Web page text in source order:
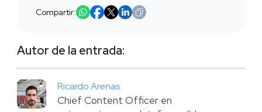
Compartir:
Autor de la entrada:
Ricardo Arenas
Chief Content Officer en